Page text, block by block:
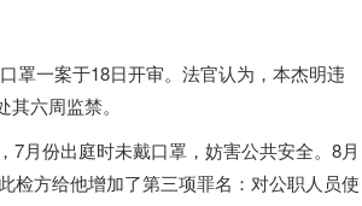
罩一案于18日开审。法官认为，本杰明违
六周监禁。
月份出庭时未戴口罩，妨害公共安全。8月
检方给他增加了第三项罪名：对公职人员使